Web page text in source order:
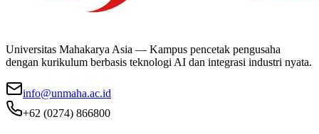
Universitas Mahakarya Asia — Kampus pencetak pengusaha
dengan kurikulum berbasis teknologi AI dan integrasi industri nyata.
info@unmaha.ac.id
+62 (0274) 866800